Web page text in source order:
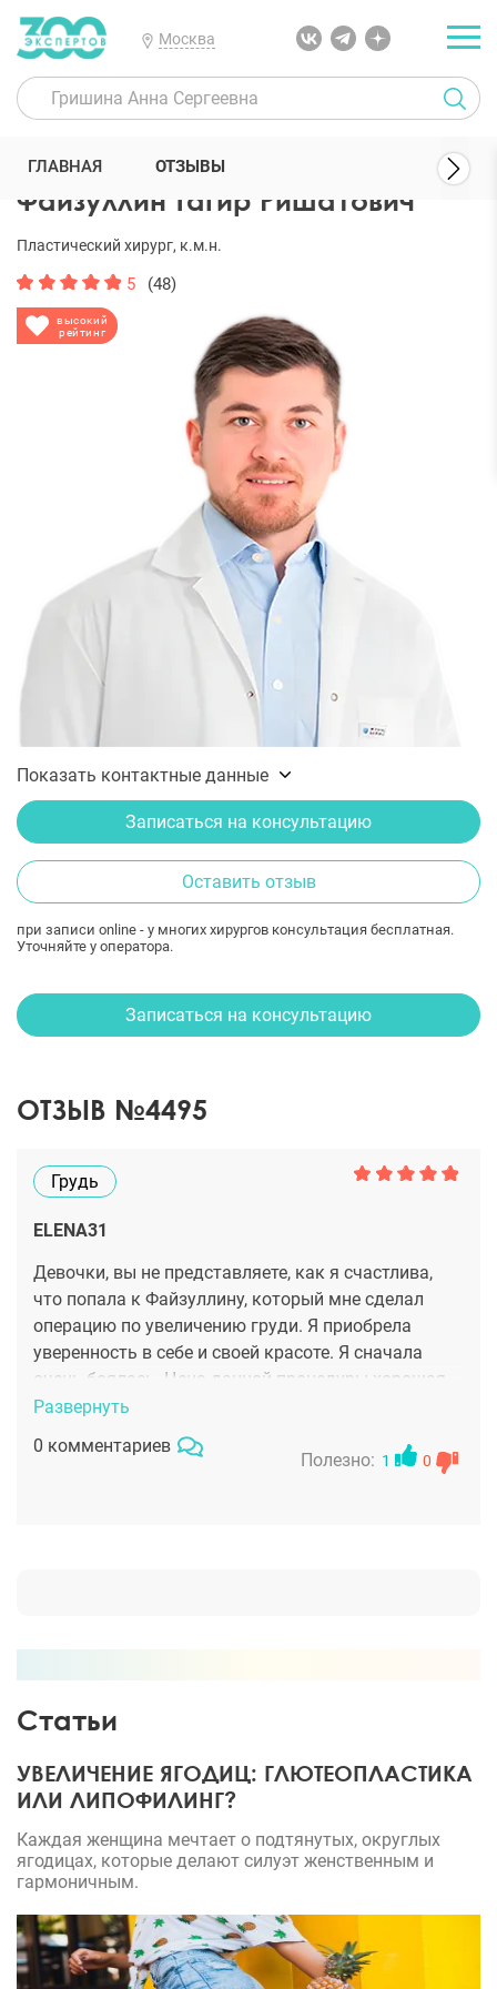
Москва
300 Экспертов Пластические хирурги Файзуллин Тагир
Файзуллин Тагир Ришатович
высокий
рейтинг
Пластический хирург, к.м.н.
5 (48)
Показать контактные данные
Записаться на консультацию
Оставить отзыв
при записи online - у многих хирургов консультация бесплатная.
Уточняйте у оператора.
ГЛАВНАЯ ОТЗЫВЫ
Записаться на консультацию
ОТЗЫВ №4495
Грудь
ELENA31
Девочки, вы не представляете, как я счастлива,
что попала к Файзуллину, который мне сделал
операцию по увеличению груди. Я приобрела
уверенность в себе и своей красоте. Я сначала
очень боялась. Цена данной процедуры хорошая,
меня даже не смутила не сколько она, потому что
результат этого стоит. Результатом очень
довольна, не могу налюбоваться.
Развернуть
0 комментариев
Полезно: 1 0
Статьи
УВЕЛИЧЕНИЕ ЯГОДИЦ: ГЛЮТЕОПЛАСТИКА
ИЛИ ЛИПОФИЛИНГ?
Каждая женщина мечтает о подтянутых, округлых
ягодицах, которые делают силуэт женственным и
гармоничным.